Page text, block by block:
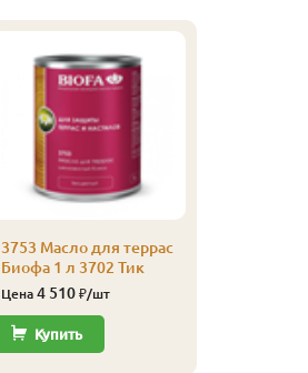
3753 Масло для террас
Биофа 1 л 3702 Тик
Цена 4 510₽/шт
Купить